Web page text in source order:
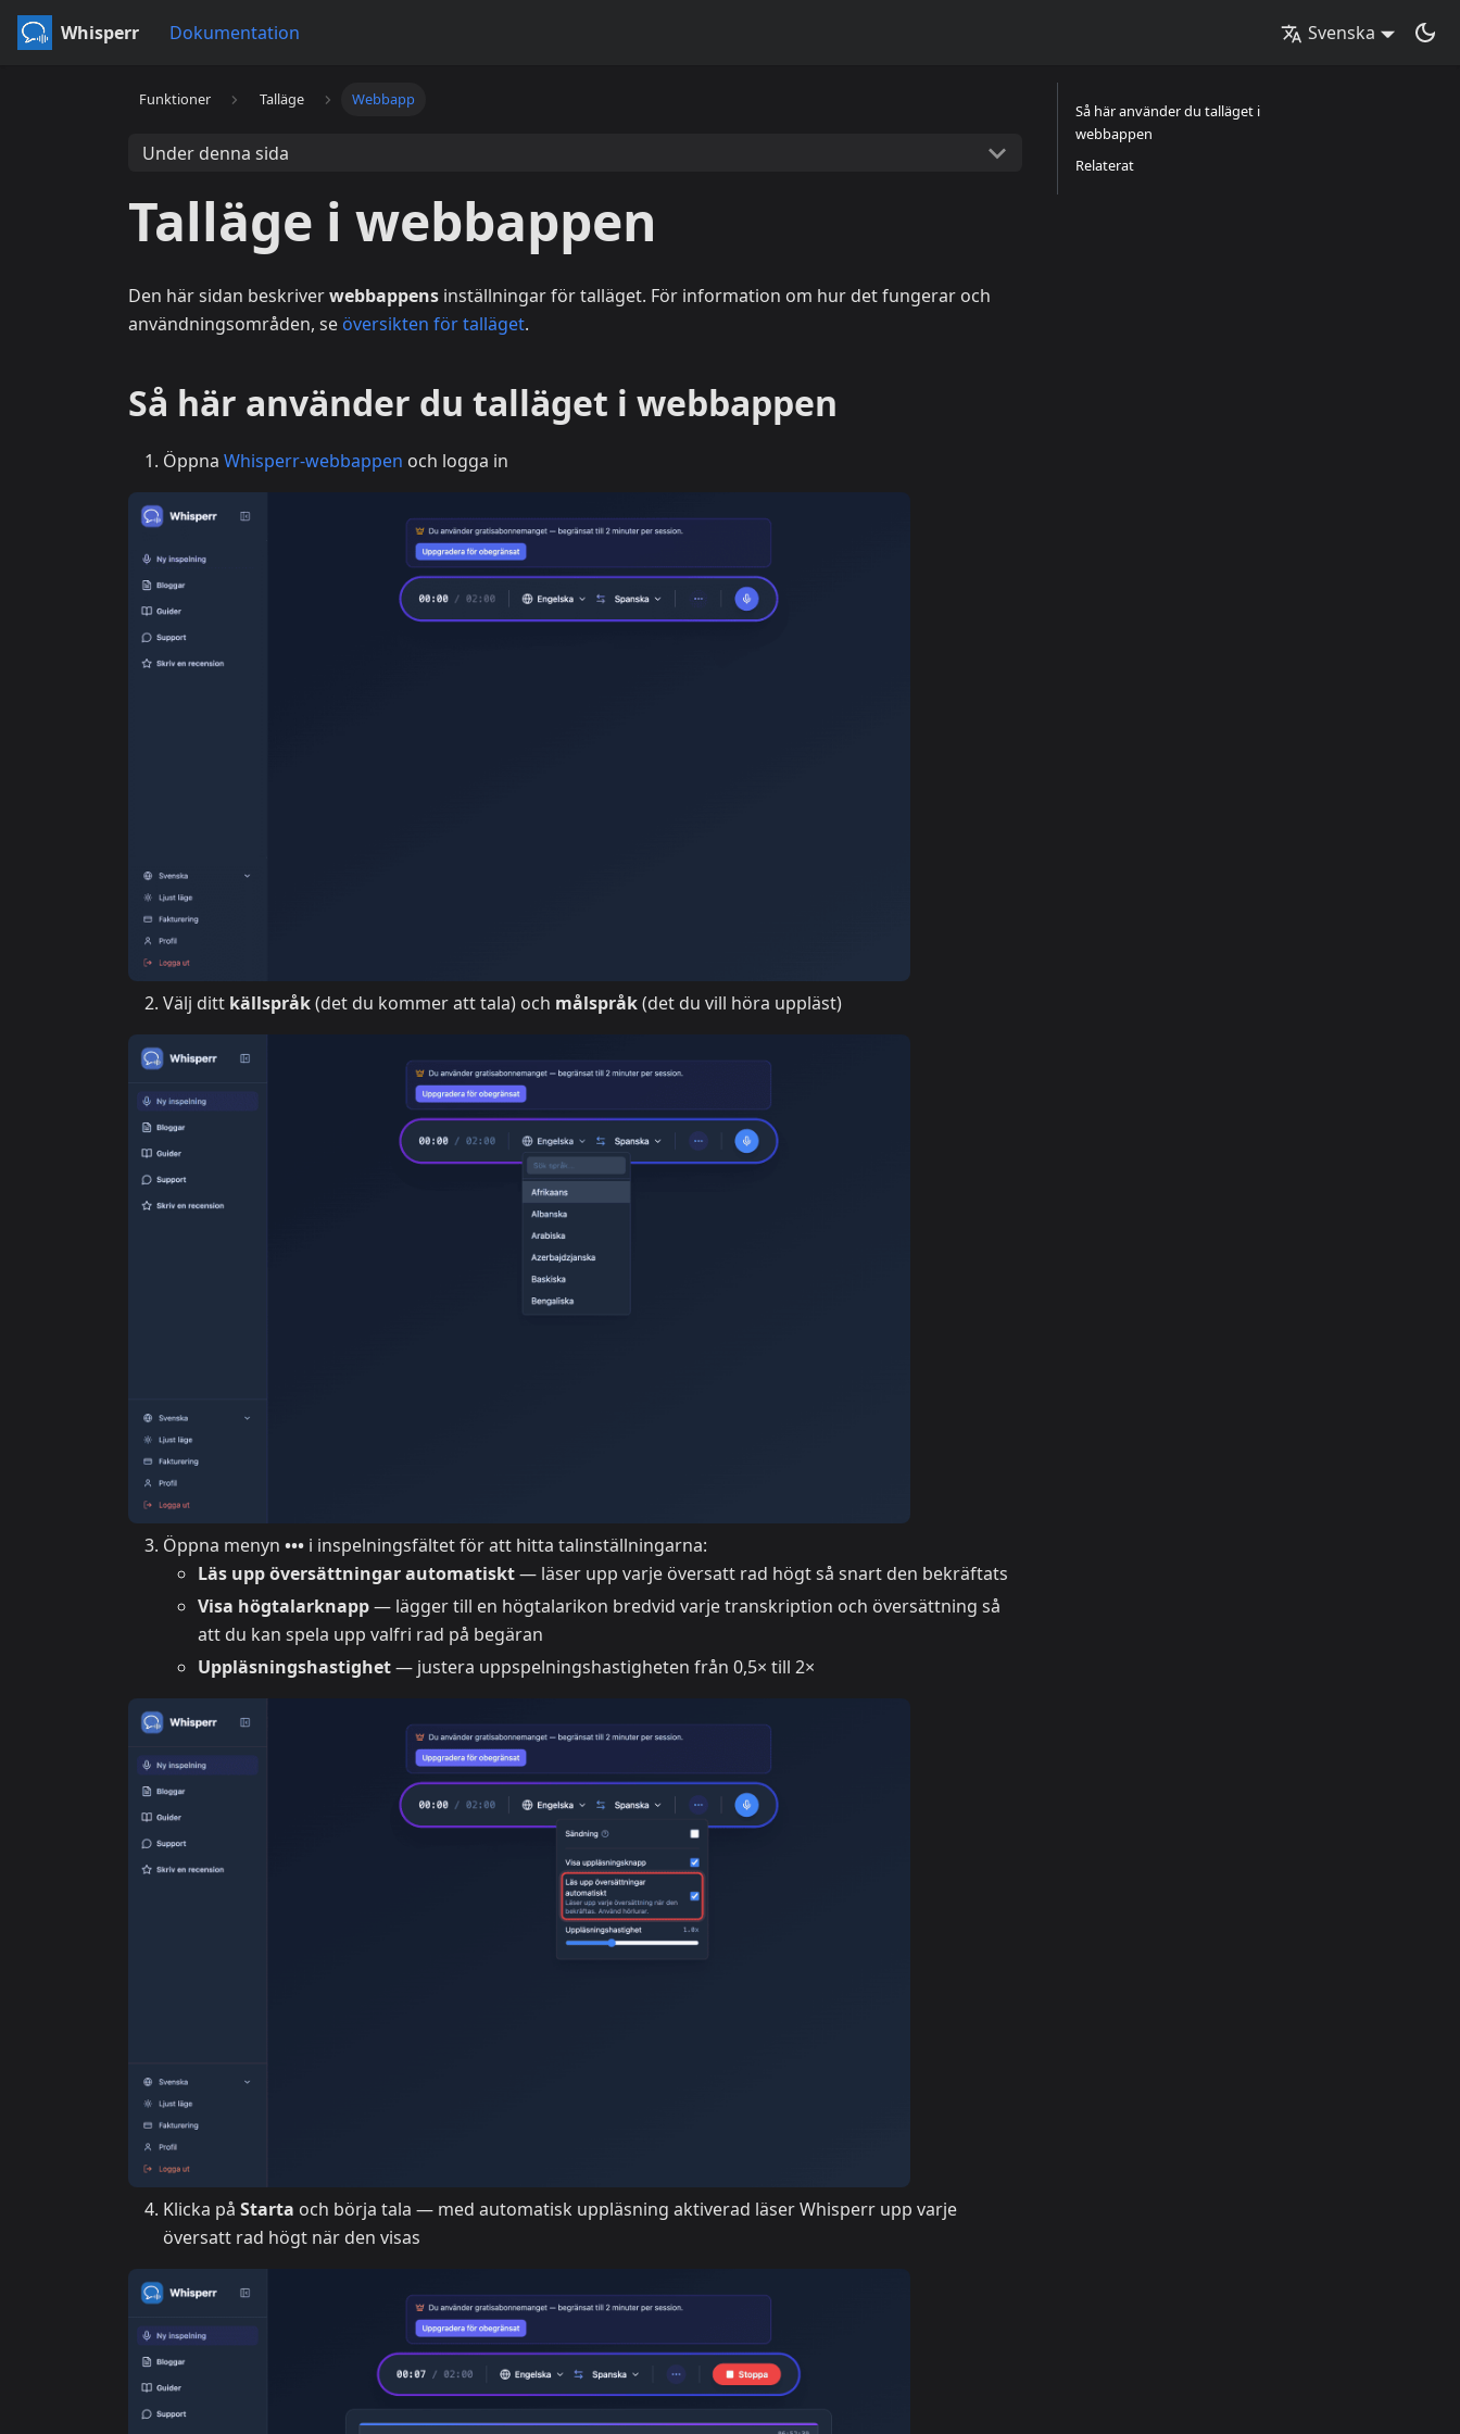
Whisperr Dokumentation Svenska
Funktioner Talläge Webbapp
Under denna sida
Talläge i webbappen
Den här sidan beskriverwebbappens inställningar för talläget. För information om hur det fungerar och
användningsområden, se översikten för talläget.
Så här använder du talläget i webbappen
Öppna Whisperr-webbappen och logga in
Välj ditt källspråk(det du kommer att tala) och målspråk(det du vill höra uppläst)
Öppna menyn ••• i inspelningsfältet för att hitta talinställningarna:
Läs upp översättningar automatiskt— läser upp varje översatt rad högt så snart den bekräftats
Visa högtalarknapp— lägger till en högtalarikon bredvid varje transkription och översättning så
att du kan spela upp valfri rad på begäran
Uppläsningshastighet— justera uppspelningshastigheten från 0,5× till 2×
Klicka på Starta och börja tala — med automatisk uppläsning aktiverad läser Whisperr upp varje
översatt rad högt när den visas
Så här använder du talläget i
webbappen
Relaterat